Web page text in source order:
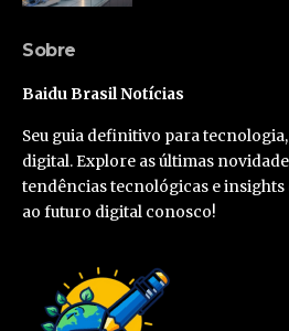
Sobre
Baidu Brasil Notícias
Seu guia definitivo para
digital. Explore as últimas
tendências tecnológicas e insights
ao futuro digital conosco!